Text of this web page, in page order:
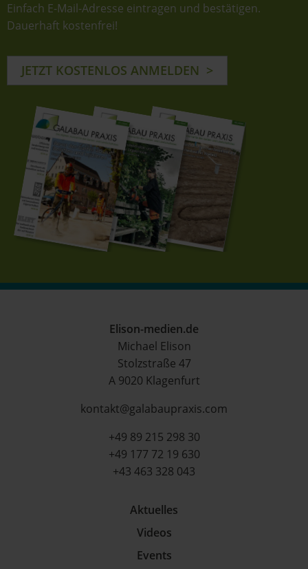
Einfach E-Mail-Adresse eintragen und bestätigen.
Dauerhaft kostenfrei!
JETZT KOSTENLOS ANMELDEN
Elison-medien.de
Michael Elison
Stolzstraße 47
A 9020 Klagenfurt
kontakt@galabaupraxis.com
+49 89 215 298 30
+49 177 72 19 630
+43 463 328 043
Aktuelles
Videos
Events